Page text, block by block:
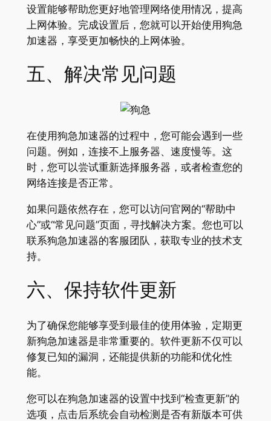
设置能够帮助您更好地管理网络使用情况，提高
上网体验。完成设置后，您就可以开始使用狗急
加速器，享受更加畅快的上网体验。
五、解决常见问题
在使用狗急加速器的过程中，您可能会遇到一些
问题。例如，连接不上服务器、速度慢等。这
时，您可以尝试重新选择服务器，或者检查您的
网络连接是否正常。
如果问题依然存在，您可以访问官网的“帮助中
心”或“常见问题”页面，寻找解决方案。您也可以
联系狗急加速器的客服团队，获取专业的技术支
持。
六、保持软件更新
为了确保您能够享受到最佳的使用体验，定期更
新狗急加速器是非常重要的。软件更新不仅可以
修复已知的漏洞，还能提供新的功能和优化性
能。
您可以在狗急加速器的设置中找到“检查更新”的
选项，点击后系统会自动检测是否有新版本可供